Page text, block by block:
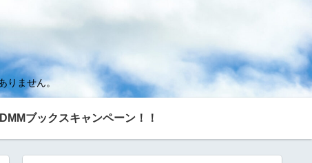
りません。
DMMブックスキャンペーン！！